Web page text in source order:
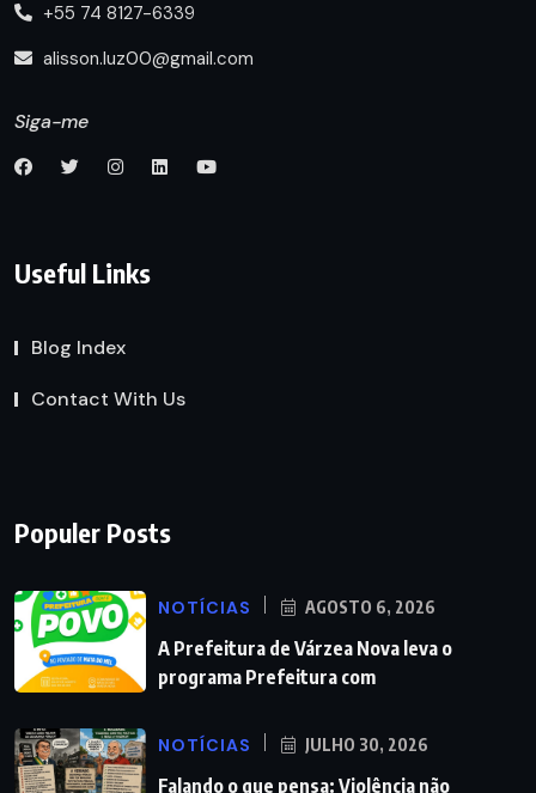
+55 74 8127-6339
alisson.luz00@gmail.com
Siga-me
Useful Links
Blog Index
Contact With Us
Populer Posts
NOTÍCIAS AGOSTO 6, 2026
A Prefeitura de Várzea Nova leva o
programa Prefeitura com
NOTÍCIAS JULHO 30, 2026
Falando o que pensa: Violência não